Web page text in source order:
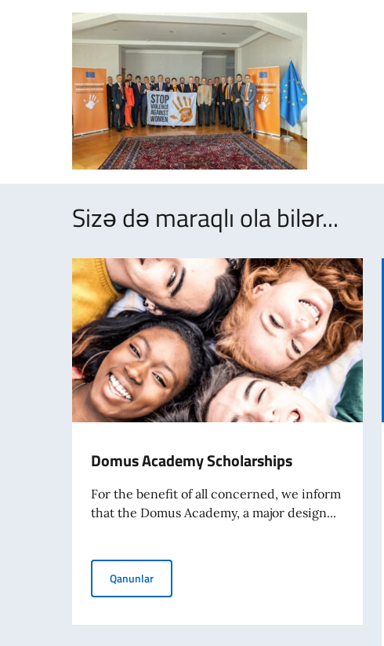
Sizə də maraqlı ola bilər...
Domus Academy Scholarships
For the benefit of all concerned, we inform
that the Domus Academy, a major design...
QanunlarDomus Academy Scholarships